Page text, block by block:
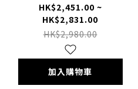
HK$2,451.00 ~
HK$2,831.00
HK$2,980.00
加入購物車